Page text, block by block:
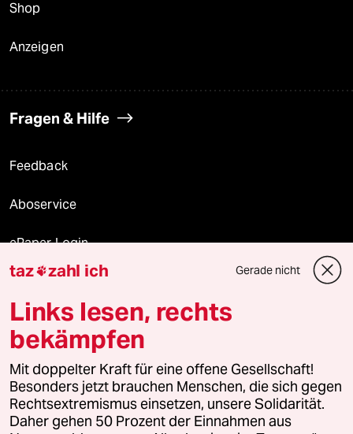
Shop
Anzeigen
Fragen & Hilfe
Feedback
Aboservice
ePaper Login
Downloads für Abonnierende
© 2026 taz Verlags und Vertriebs GmbH
Alle Rechte vorbehalten. Bei rechtlichen Fragen oder für Genehmigungen
wenden Sie sich bitte an
lizenzen@taz.de
Feedback Redaktionsstatut Kommune-Richtlinien
taz zahl ich Gerade nicht
Links lesen, rechts
bekämpfen
Mit doppelter Kraft für eine offene Gesellschaft!
Besonders jetzt brauchen Menschen, die sich gegen
Rechtsextremismus einsetzen, unsere Solidarität.
Daher gehen 50 Prozent der Einnahmen aus